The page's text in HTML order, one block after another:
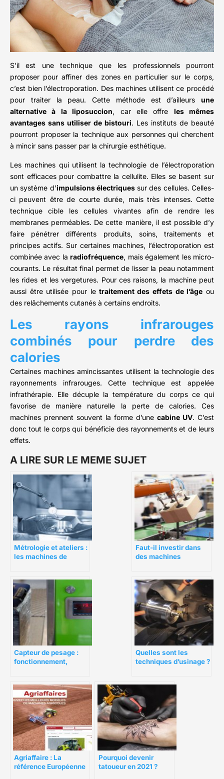
S’il est une technique que les professionnels pourront
proposer pour affiner des zones en particulier sur le corps,
c’est bien l’électroporation. Des machines utilisent ce procédé
pour traiter la peau. Cette méthode est d’ailleurs une
alternative à la liposuccion, car elle offre les mêmes
avantages sans utiliser de bistouri. Les instituts de beauté
pourront proposer la technique aux personnes qui cherchent
à mincir sans passer par la chirurgie esthétique.
Les machines qui utilisent la technologie de l’électroporation
sont efficaces pour combattre la cellulite. Elles se basent sur
un système d’impulsions électriquessur des cellules. Celles-
ci peuvent être de courte durée, mais très intenses. Cette
technique cible les cellules vivantes afin de rendre les
membranes perméables. De cette manière, il est possible d’y
faire pénétrer différents produits, soins, traitements et
principes actifs. Sur certaines machines, l’électroporation est
combinée avec laradiofréquence, mais également les micro-
courants. Le résultat final permet de lisser la peau notamment
les rides et les vergetures. Pour ces raisons, la machine peut
aussi être utilisée pour letraitement des effets de l’âge ou
des relâchements cutanés à certains endroits.
Les rayons infrarouges
combinés pour perdre des
calories
Certaines machines amincissantes utilisent la technologie des
rayonnements infrarouges. Cette technique est appelée
infrathérapie. Elle décuple la température du corps ce qui
favorise de manière naturelle la perte de calories. Ces
machines prennent souvent la forme d’une cabine UV. C’est
donc tout le corps qui bénéficie des rayonnements et de leurs
effets.
A LIRE SUR LE MEME SUJET
Métrologie et ateliers :
les machines de
Faut-il investir dans
des machines
Capteur de pesage :
fonctionnement,
Quelles sont les
techniques d’usinage ?
Agriaffaire : La
référence Européenne
Pourquoi devenir
tatoueur en 2021 ?